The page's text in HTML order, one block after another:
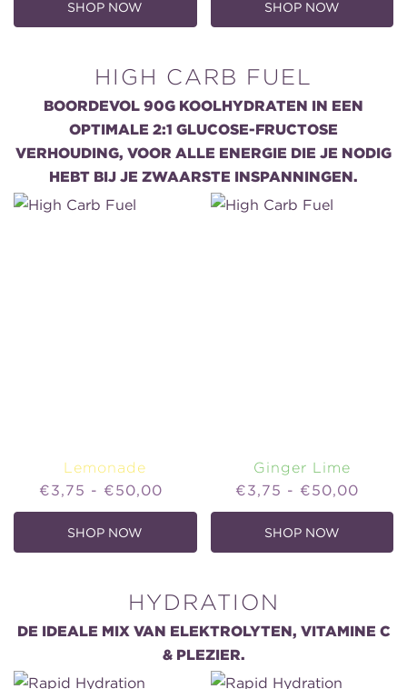
SHOP NOW
,
ENDURANCE
LIMITED
EDITION
SHOP NOW
,
ENDURANCE
EDITION
HIGH CARB FUEL
BOORDEVOL 90G KOOLHYDRATEN IN EEN
OPTIMALE 2:1 GLUCOSE-FRUCTOSE
VERHOUDING, VOOR ALLE ENERGIE DIE JE NODIG
HEBT BIJ JE ZWAARSTE INSPANNINGEN.
Lemonade
Price€3,75 - €50,00
SHOP NOW
,
LEMONADE
Ginger Lime
Price€3,75 - €50,00
SHOP NOW
,
GINGER
HYDRATION
DE IDEALE MIX VAN ELEKTROLYTEN, VITAMINE C
& PLEZIER.